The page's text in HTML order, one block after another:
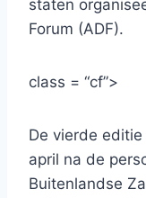
staten
Forum (ADF).
class = “cf”>
De vierde
april na de
Buitenlandse